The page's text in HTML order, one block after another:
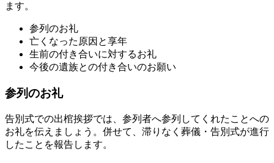
ます。
参列のお礼
亡くなった原因と享年
生前の付き合いに対するお礼
今後の遺族との付き合いのお願い
参列のお礼
告別式での出棺挨拶では、参列者へ参列してくれたことへの
お礼を伝えましょう。併せて、滞りなく葬儀・告別式が進行
したことを報告します。